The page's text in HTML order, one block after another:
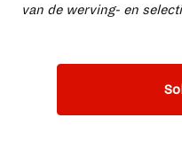
van de werving- en